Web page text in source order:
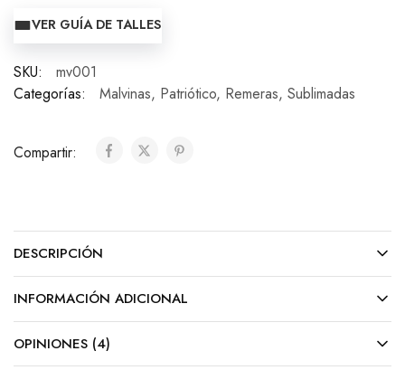
VER GUÍA DE TALLES
SKU:
mv001
Categorías:
Malvinas, Patriótico, Remeras, Sublimadas
Compartir:
DESCRIPCIÓN
INFORMACIÓN ADICIONAL
OPINIONES (4)